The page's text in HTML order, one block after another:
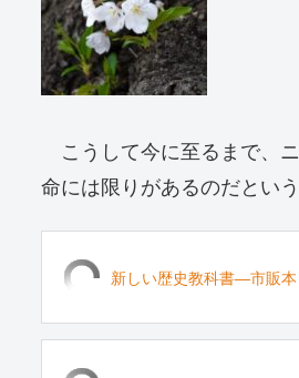
こうして今に至るまで、
命には限りがあるのだという
新しい歴史教科書―市販本